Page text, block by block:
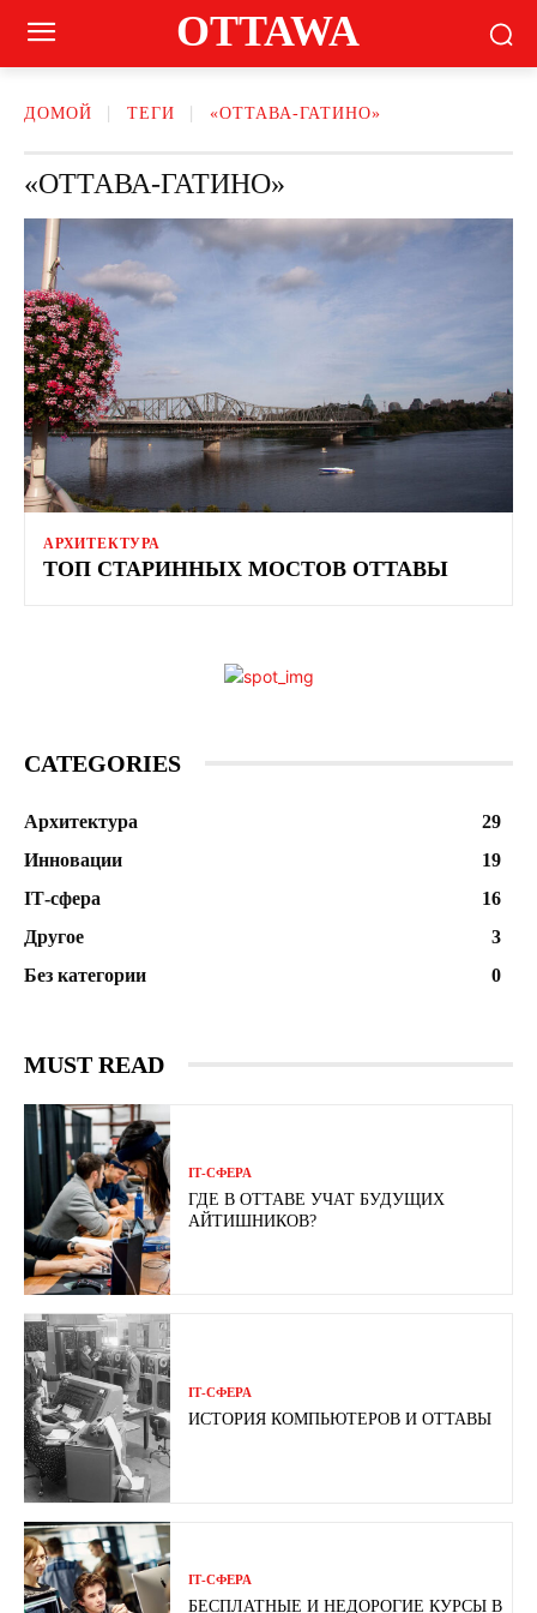
OTTAWA
ДОМОЙ ТЕГИ «ОТТАВА-ГАТИНО»
«ОТТАВА-ГАТИНО»
АРХИТЕКТУРА
ТОП СТАРИННЫХ МОСТОВ ОТТАВЫ
CATEGORIES
Архитектура
29
Инновации
19
ІТ-сфера
16
Другое
3
Без категории
0
MUST READ
ІТ-СФЕРА
ГДЕ В ОТТАВЕ УЧАТ БУДУЩИХ
АЙТИШНИКОВ?
ІТ-СФЕРА
ИСТОРИЯ КОМПЬЮТЕРОВ И ОТТАВЫ
ІТ-СФЕРА
БЕСПЛАТНЫЕ И НЕДОРОГИЕ КУРСЫ В